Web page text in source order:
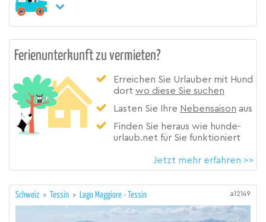
Ferienunterkunft zu vermieten?
Erreichen Sie Urlauber mit Hund
dort wo diese Sie suchen
Lasten Sie Ihre Nebensaison aus
Finden Sie heraus wie hunde-
urlaub.net für Sie funktioniert
Jetzt mehr erfahren >>
Schweiz > Tessin > Lago Maggiore - Tessin a12149